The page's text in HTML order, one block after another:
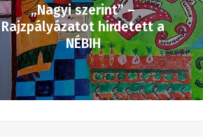
„Nagyi szerint” –
Rajzpályázatot hirdetett a
NÉBIH